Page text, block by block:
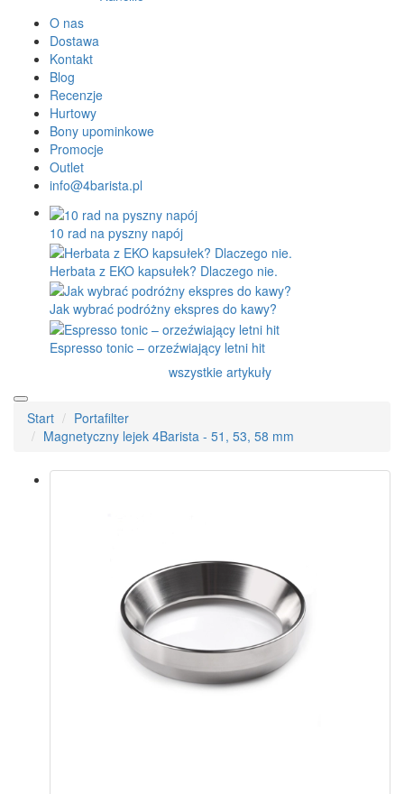
O nas
Dostawa
Kontakt
Blog
Recenzje
Hurtowy
Bony upominkowe
Promocje
Outlet
info@4barista.pl
10 rad na pyszny napój
Herbata z EKO kapsułek? Dlaczego nie.
Jak wybrać podróżny ekspres do kawy?
Espresso tonic – orzeźwiający letni hit
wszystkie artykuły
Start
Portafilter
Magnetyczny lejek 4Barista - 51, 53, 58 mm